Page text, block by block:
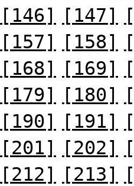
[146] [147]
[157] [158]
[168] [169]
[179] [180]
[190] [191]
[201] [202]
[212] [213]